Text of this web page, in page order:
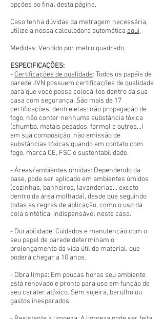
opções ao final desta página.
Caso tenha dúvidas da metragem necessária,
utilize a nossa calculadora automática aqui.
Medidas: Vendido por metro quadrado.
ESPECIFICAÇÕES:
- Certificações de qualidade: Todos os papéis de
parede JVN possuem certificações de qualidade
para que você possa colocá-los dentro da sua
casa com segurança. São mais de 17
certificações, dentre elas: não propagação de
fogo, não conter nenhuma substância tóxica
(chumbo, metais pesados, formol e outros...)
em sua composição, não emissão de
substâncias tóxicas quando em contato com
fogo, marca CE, FSC e sustentabilidade.
- Áreas/ambientes úmidas: Dependendo da
base, pode ser aplicado em ambientes úmidos
(cozinhas, banheiros, lavanderias... exceto
dentro da área molhada), desde que seguindo
todas as regras de aplicação, como o uso da
cola sintética, indispensável neste caso.
- Durabilidade: Cuidados e manutenção com o
seu papel de parede determinam o
prolongamento da vida útil do material, que
poderá chegar a 10 anos.
- Obra limpa: Em poucas horas seu ambiente
está renovado e pronto para uso em função de
seu caráter atóxico. Sem sujeira, barulho ou
gastos inesperados.